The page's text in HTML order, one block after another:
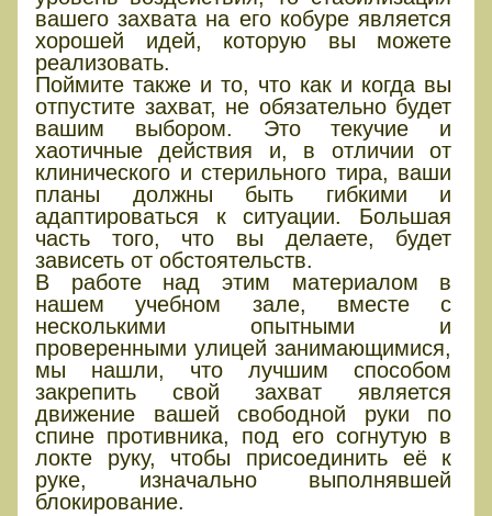
вашего захвата на его кобуре является
хорошей идей, которую вы можете
реализовать.
Поймите также и то, что как и когда вы
отпустите захват, не обязательно будет
вашим выбором. Это текучие и
хаотичные действия и, в отличии от
клинического и стерильного тира, ваши
планы должны быть гибкими и
адаптироваться к ситуации. Большая
часть того, что вы делаете, будет
зависеть от обстоятельств.
В работе над этим материалом в
нашем учебном зале, вместе с
несколькими опытными и
проверенными улицей занимающимися,
мы нашли, что лучшим способом
закрепить свой захват является
движение вашей свободной руки по
спине противника, под его согнутую в
локте руку, чтобы присоединить её к
руке, изначально выполнявшей
блокирование.